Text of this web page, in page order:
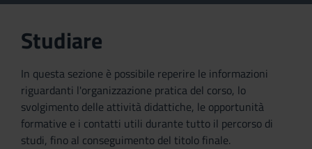
Studiare
In questa sezione è possibile reperire le informazioni
riguardanti l'organizzazione pratica del corso, lo
svolgimento delle attività didattiche, le opportunità
formative e i contatti utili durante tutto il percorso di
studi, fino al conseguimento del titolo finale.